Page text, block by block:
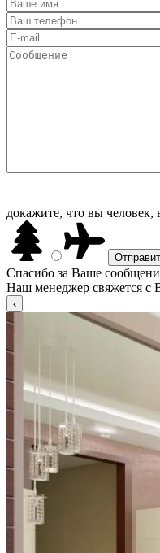
докажите, что вы человек,
Спасибо за Ваше
Наш менеджер свяжется с